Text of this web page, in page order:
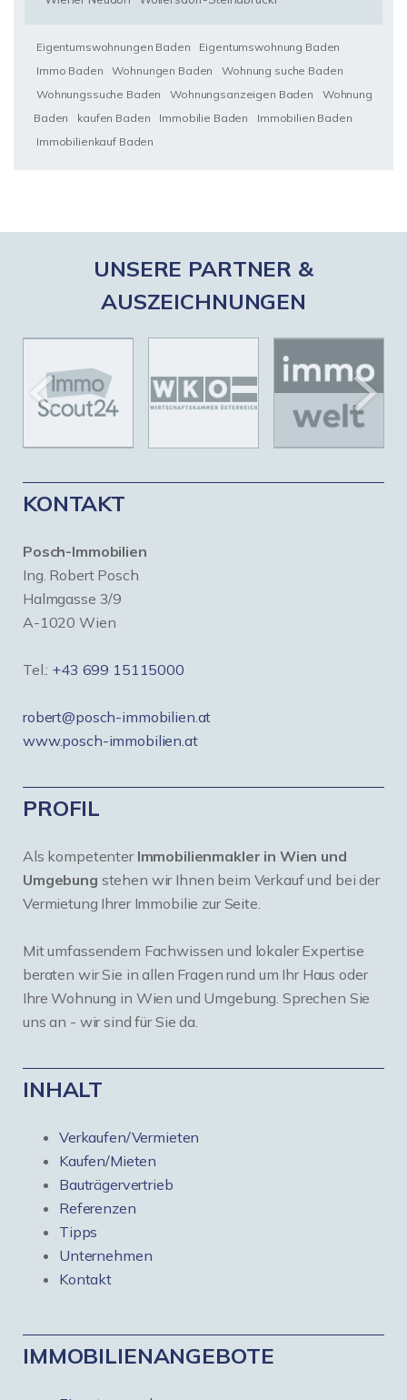
Eigentumswohnungen Baden
Eigentumswohnung Baden
Immo Baden
Wohnungen Baden
Wohnung suche Baden
Wohnungssuche Baden
Wohnungsanzeigen Baden
Wohnung
Baden
kaufen Baden Immobilie Baden
Immobilien Baden
Immobilienkauf Baden
UNSERE PARTNER &
AUSZEICHNUNGEN
KONTAKT
Posch-Immobilien
Ing. Robert Posch
Halmgasse 3/9
A-1020 Wien
Tel.: +43 699 15115000
robert@posch-immobilien.at
www.posch-immobilien.at
PROFIL
Als kompetenter Immobilienmakler in Wien und
Umgebung stehen wir Ihnen beim Verkauf und bei der
Vermietung Ihrer Immobilie zur Seite.
Mit umfassendem Fachwissen und lokaler Expertise
beraten wir Sie in allen Fragen rund um Ihr Haus oder
Ihre Wohnung in Wien und Umgebung. Sprechen Sie
uns an - wir sind für Sie da.
INHALT
Verkaufen/Vermieten
Kaufen/Mieten
Bauträgervertrieb
Referenzen
Tipps
Unternehmen
Kontakt
IMMOBILIENANGEBOTE